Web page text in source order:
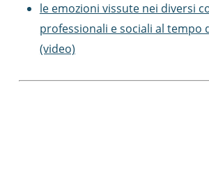
le emozioni vissute nei diversi
professionali e sociali al tempo
(video)